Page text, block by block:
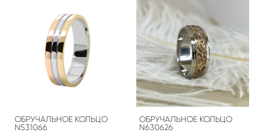
ОБРУЧАЛЬНОЕ КОЛЬЦО
N531066
ОБРУЧАЛЬНОЕ КОЛЬЦО
N630626